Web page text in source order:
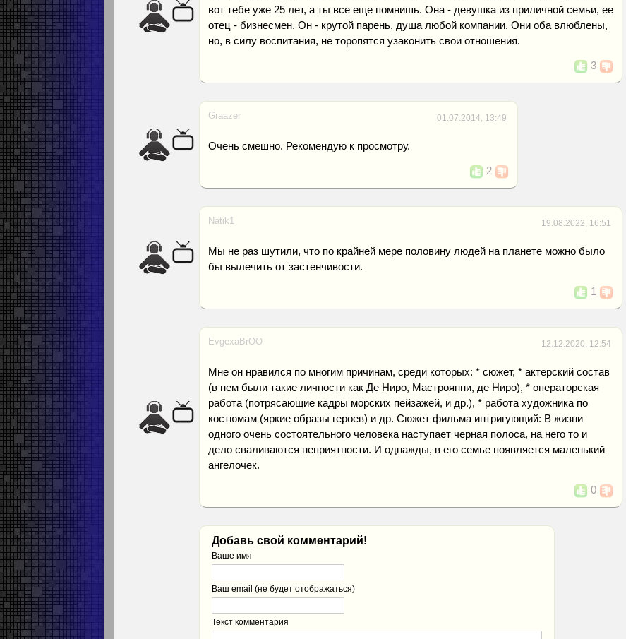
вот тебе уже 25 лет, а ты все еще помнишь. Она - девушка из приличной семьи, ее
отец - бизнесмен. Он - крутой парень, душа любой компании. Они оба влюблены,
но, в силу воспитания, не торопятся узаконить свои отношения.
3
Graazer 01.07.2014, 13:49
Очень смешно. Рекомендую к просмотру.
2
Natik1 19.08.2022, 16:51
Мы не раз шутили, что по крайней мере половину людей на планете можно было
бы вылечить от застенчивости.
1
EvgexaBrOO 12.12.2020, 12:54
Мне он нравился по многим причинам, среди которых: * сюжет, * актерский состав
(в нем были такие личности как Де Ниро, Мастроянни, де Ниро), * операторская
работа (потрясающие кадры морских пейзажей, и др.), * работа художника по
костюмам (яркие образы героев) и др. Сюжет фильма интригующий: В жизни
одного очень состоятельного человека наступает черная полоса, на него то и
дело сваливаются неприятности. И однажды, в его семье появляется маленький
ангелочек.
0
Добавь свой комментарий!
Ваше имя
Ваш email (не будет отображаться)
Текст комментария